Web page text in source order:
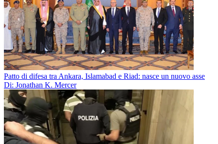
Patto di difesa tra Ankara, Islamabad e Riad: nasce un nuovo asse
Di: Jonathan K. Mercer